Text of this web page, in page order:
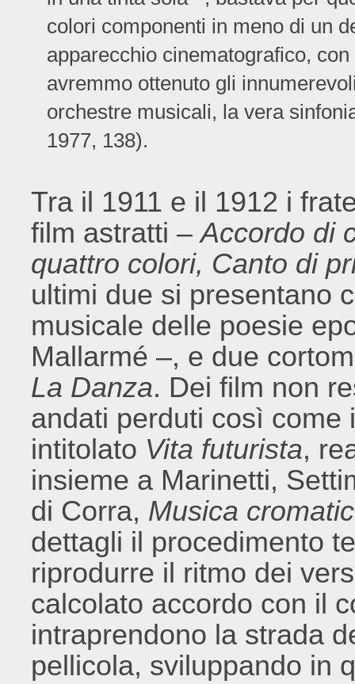
colori componenti in meno di un
apparecchio cinematografico,
avremmo ottenuto gli
orchestre musicali, la vera
1977, 138).
Tra il 1911 e il 1912 i
film astratti –Accordo di
quattro colori, Canto di
ultimi due si presentano
musicale delle poesie
Mallarmé –, e due
La Danza. Dei film non
andati perduti così come
intitolato Vita futurista,
insieme a Marinetti,
di Corra, Musica
dettagli il procedimento
riprodurre il ritmo dei
calcolato accordo con il
intraprendono la strada
pellicola, sviluppando in